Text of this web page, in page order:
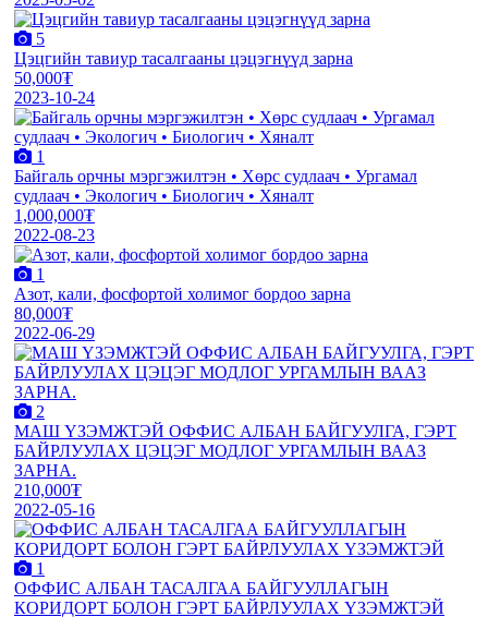
5
Цэцгийн тавиур тасалгааны цэцэгнүүд зарна
50,000₮
2023-10-24
1
Байгаль орчны мэргэжилтэн • Хөрс судлаач • Ургамал
судлаач • Экологич • Биологич • Хяналт
1,000,000₮
2022-08-23
1
Азот, кали, фосфортой холимог бордоо зарна
80,000₮
2022-06-29
2
МАШ ҮЗЭМЖТЭЙ ОФФИС АЛБАН БАЙГУУЛГА, ГЭРТ
БАЙРЛУУЛАХ ЦЭЦЭГ МОДЛОГ УРГАМЛЫН ВААЗ
ЗАРНА.
210,000₮
2022-05-16
1
ОФФИС АЛБАН ТАСАЛГАА БАЙГУУЛЛАГЫН
КОРИДОРТ БОЛОН ГЭРТ БАЙРЛУУЛАХ ҮЗЭМЖТЭЙ